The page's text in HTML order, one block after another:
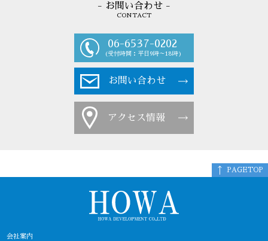
- お問い合わせ -
CONTACT
06-6537-0202
(受付時間：平日9時～18時)
お問い合わせ
アクセス情報
会社案内
PAGETOP